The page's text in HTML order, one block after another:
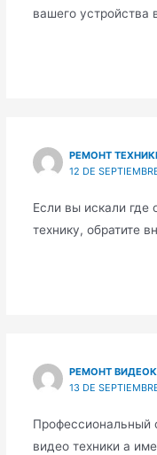
вашего
РЕМОНТ
12 DE
Если вы искали где
технику, обратите
РЕМОНТ
13 DE
Профессиональный
видео техники а